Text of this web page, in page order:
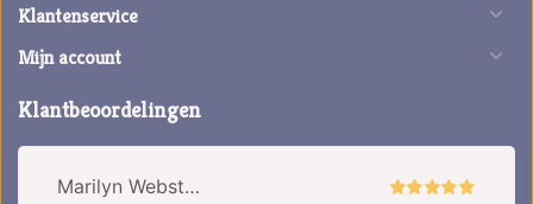
Klantenservice
Mijn account
Klantbeoordelingen